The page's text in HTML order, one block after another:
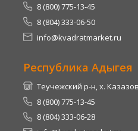
8 (800) 775-13-45
8 (804) 333-06-50
info@kvadratmarket.ru
Республика Адыгея
Теучежский р-н, х.
8 (800) 775-13-45
8 (804) 333-06-28